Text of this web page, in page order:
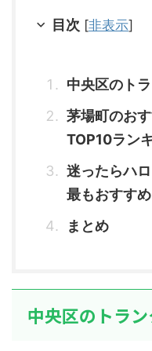
目次 [非表示]
中央区のト
茅場町のお
TOP10ラン
迷ったらハ
最もおすすめ
まとめ
中央区のトラ